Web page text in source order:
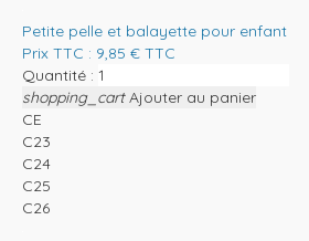
Petite pelle et balayette pour enfant
Prix TTC : 9,85 € TTC
Quantité :
shopping_cart Ajouter au panier
CE
C23
C24
C25
C26